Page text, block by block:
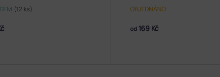
(12 ks) OBJEDNÁNO
od169 Kč